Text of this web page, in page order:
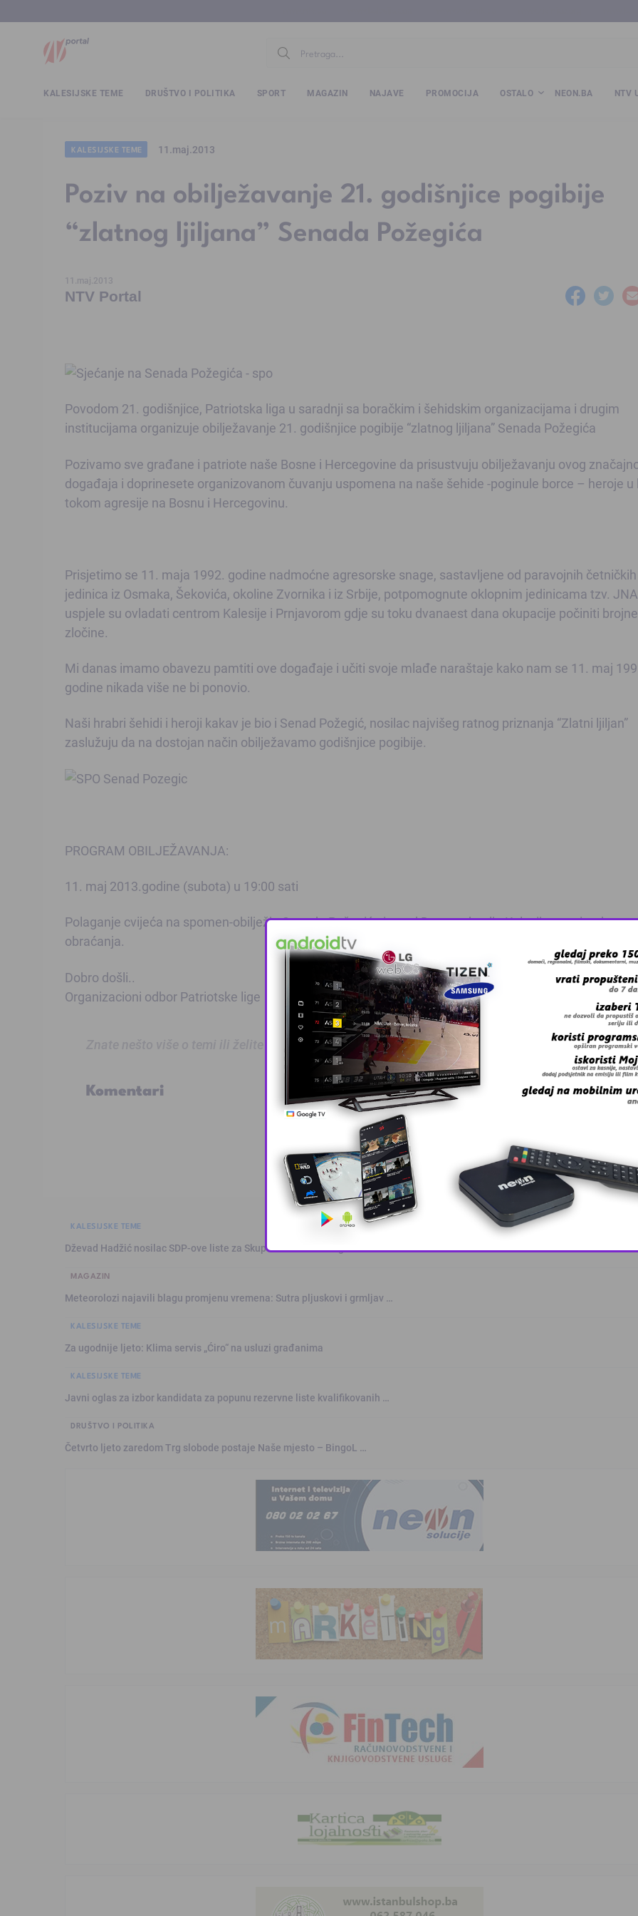
KALESIJSKE TEME DRUŠTVO I POLITIKA SPORT MAGAZIN NAJAVE PROMOCIJA OSTALO NEON.BA NTV
KALESIJSKE TEME 11.maj.2013
Poziv na obilježavanje 21. godišnjice pogibije
“zlatnog ljiljana” Senada Požegića
11.maj.2013
NTV Portal
Povodom 21. godišnjice, Patriotska liga u saradnji sa boračkim i šehidskim organizacijama i drugim
institucijama organizuje obilježavanje 21. godišnjice pogibije “zlatnog ljiljana” Senada Požegića
Pozivamo sve građane i patriote naše Bosne i Hercegovine da prisustvuju obilježavanju ovog
događaja i doprinesete organizovanom čuvanju uspomena na naše šehide -poginule borce – heroje u
tokom agresije na Bosnu i Hercegovinu.
Prisjetimo se 11. maja 1992. godine nadmoćne agresorske snage, sastavljene od paravojnih četničkih
jedinica iz Osmaka, Šekovića, okoline Zvornika i iz Srbije, potpomognute oklopnim jedinicama tzv.
uspjele su ovladati centrom Kalesije i Prnjavorom gdje su toku dvanaest dana okupacije počiniti brojne
zločine.
Mi danas imamo obavezu pamtiti ove događaje i učiti svoje mlađe naraštaje kako nam se 11. maj
godine nikada više ne bi ponovio.
Naši hrabri šehidi i heroji kakav je bio i Senad Požegić, nosilac najvišeg ratnog priznanja “Zlatni ljiljan”
zaslužuju da na dostojan način obilježavamo godišnjice pogibije.
PROGRAM OBILJEŽAVANJA:
11. maj 2013.godine (subota) u 19:00 sati
Polaganje cvijeća na spomen-obilježje Senada Požegića ispred Doma zdravlja Kalesija uz prigodana
obraćanja.
Dobro došli..
Organizacioni odbor Patriotske lige
Znate nešto više o temi ili želite prijaviti grešku u tekstu?
Komentari
KALESIJSKE TEME
Dževad Hadžić nosilac SDP-ove liste za Skupštinu Tuzlanskog kanton …
MAGAZIN
Meteorolozi najavili blagu promjenu vremena: Sutra pljuskovi i grmljav …
KALESIJSKE TEME
Za ugodnije ljeto: Klima servis „Ćiro“ na usluzi građanima
KALESIJSKE TEME
Javni oglas za izbor kandidata za popunu rezervne liste kvalifikovanih …
DRUŠTVO I POLITIKA
Četvrto ljeto zaredom Trg slobode postaje Naše mjesto – BingoL …